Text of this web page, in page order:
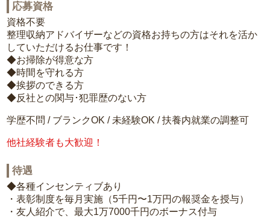
応募資格
資格不要
整理収納アドバイザーなどの資格お持ちの方はそれを活か
していただけるお仕事です！
◆お掃除が得意な方
◆時間を守れる方
◆挨拶のできる方
◆反社との関与･犯罪歴のない方
学歴不問 / ブランクOK / 未経験OK / 扶養内就業の調整可
他社経験者も大歓迎！
待遇
◆各種インセンティブあり
・表彰制度を毎月実施（5千円〜1万円の報奨金を授与）
・友人紹介で、最大1万7000千円のボーナス付与